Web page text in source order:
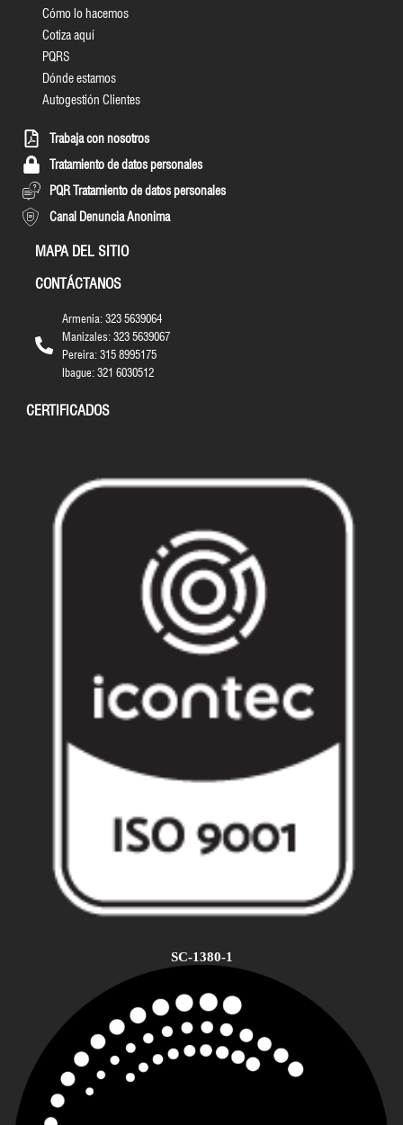
Cómo lo hacemos
Cotiza aquí
PQRS
Dónde estamos
Autogestión Clientes
Trabaja con nosotros
Tratamiento de datos personales
PQR Tratamiento de datos personales
Canal Denuncia Anonima
MAPA DEL SITIO
CONTÁCTANOS
Armenia: 323 5639064
Manizales: 323 5639067
Pereira: 315 8995175
Ibague: 321 6030512
CERTIFICADOS
SC-1380-1